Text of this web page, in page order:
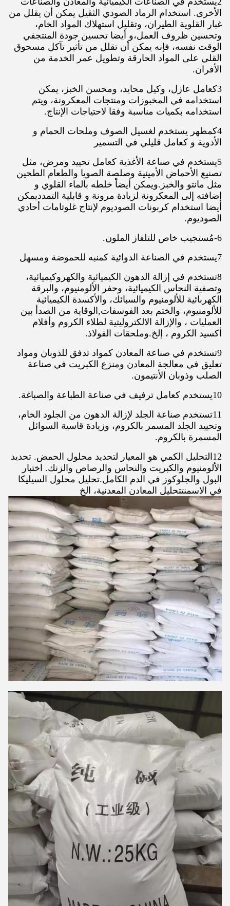
الأخرى. استخدام الرماد الصودي الثقيل يمكن أن يقلل من
غبار القلوية الطيران، وتقليل استهلاك المواد الخام،
وتحسين ظروف العمل،و أيضا تحسين جودة المنتجفي
الوقت نفسه، فإنه يمكن أن تقلل من تأثير تآكل مسحوق
القلي على المواد الحارقة وتطويل عمر الخدمة من
الأفران.
3كعامل عازل، وكيل محايد، ومحسن الخبز، يمكن
استخدامه في المخبوزات ومنتجات المعكرونة، ويتم
استخدامه بكميات مناسبة وفقا لاحتياجات الإنتاج.
4كمطهر يستخدم لغسيل الصوف وملحات الحمام و
الأدوية و كعامل قليلي في التسمير
5يستخدم في صناعة الأغذية كعامل تحييد ومرض، مثل
تصنيع الأحماض الأمينية وصلصة الصويا والطعام الطحين
مثل مانتو والخبز.ويمكن أيضاً خلطه بالماء القلوي و
إضافته إلى المعكرونة لزيادة مرونة و قابلية التمدديمكن
أيضا استخدام كربونات الصوديوم لإنتاج غلوتامات أحادي
الصوديوم.
6-مُستجيب خاص للتلفاز الملون.
7يستخدم في الصناعة الدوائية كمنبه للحموضة ومسهل
8تستخدم في إزالة الدهون الكيميائية والكهروكيميائية،
وتصفية النحاس الكيميائية، وحفر الألومنيوم، والبرقة
الكهربائية للألومنيوم والسبائك، والأكسدة الكيميائية
للألومنيوم، والختم بعد الفوسفات,الوقاية من الصدأ بين
العمليات ، والإزالة الالكتروليتية لطلاء الكروم وأفلام
أكسيد الكروم ، إلخ.وملحقات الفولاذ.
9تستخدم في صناعة المعادن كمواد تدفق للذوبان ومواد
تعليق في معالجة المعادن ومنزع الكبريت في صناعة
الصلب وذوبان الأنتيمون.
10يستخدم كعامل ترفيف في صناعة الطباعة والصباغة.
11تستخدم صناعة الجلد لإزالة الدهون من الجلود الخام،
وتحييد الجلد المسمر بالكروم، وزيادة قاسية السوائل
المسمرة بالكروم.
12التحليل الكمي هو المعيار لتحديد محلول الحمض. تحديد
الألومنيوم والكبريت والنحاس والرصاص والزنك. اختبار
البول والجلوكوز في الدم الكامل.تحليل محلول السيليكا
في الاسمنتتحليل المعادن المعدنية، الخ